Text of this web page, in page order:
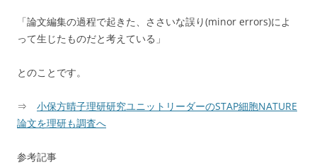
「論文編集の過程で起きた、ささいな誤り(minor errors)によ
って生じたものだと考えている」
とのことです。
⇒ 小保方晴子理研研究ユニットリーダーのSTAP細胞NATURE
論文を理研も調査へ
参考記事